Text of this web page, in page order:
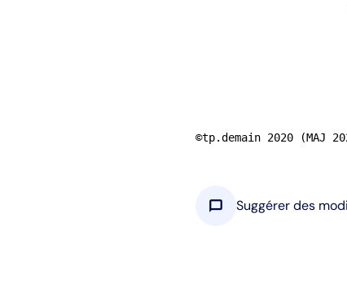
©tp.demain 2020 (MAJ
chat_bubble Suggérer des